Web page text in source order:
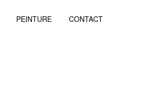
PEINTURE CONTACT